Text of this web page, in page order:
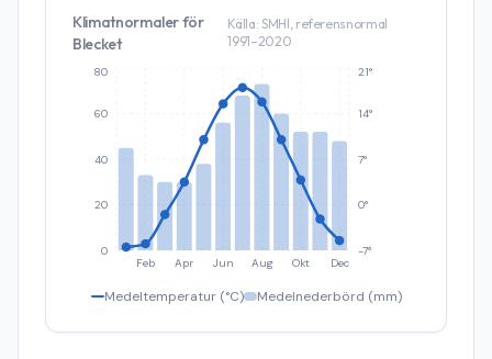
Klimatnormaler för
Blecket
Källa: SMHI, referensnormal
1991–2020
Feb Apr Jun Aug Okt Dec
0
20
40
60
80
-7°
0°
7°
14°
21°
Medeltemperatur (°C) Medelnederbörd (mm)